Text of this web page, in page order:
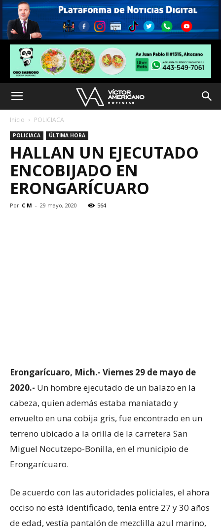
Inicio POLICIACA
POLICIACA ÚLTIMA HORA
HALLAN UN EJECUTADO
ENCOBIJADO EN
ERONGARÍCUARO
Por C M - 29 mayo, 2020 564
Erongarícuaro, Mich.- Viernes 29 de mayo de
2020.- Un hombre ejecutado de un balazo en la
cabeza, quien además estaba maniatado y
envuelto en una cobija gris, fue encontrado en un
terreno ubicado a la orilla de la carretera San
Miguel Nocutzepo-Bonilla, en el municipio de
Erongarícuaro.
De acuerdo con las autoridades policiales, el ahora
occiso no está identificado, tenía entre 27 y 30 años
de edad, vestía pantalón de mezclilla azul marino,